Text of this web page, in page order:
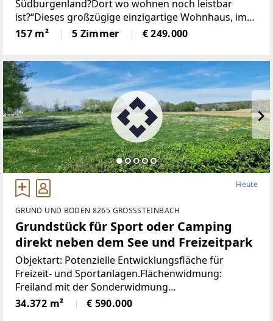
Südburgenland?Dort wo wohnen noch leistbar
ist?“Dieses großzügige einzigartige Wohnhaus, im
Jahr 1989 in Massivbauweise errichtet, besticht
durch seine ruhige Lage, mit einer Wohnfläche von
157 m² 5 Zimmer € 249.000
Heute
GRUND UND BODEN 8265 GROSSSTEINBACH
Grundstück für Sport oder Camping
direkt neben dem See und Freizeitpark
Objektart: Potenzielle Entwicklungsfläche für
Freizeit- und Sportanlagen.Flächenwidmung:
Freiland mit der Sonderwidmung
SportanlageWillkommen in Großsteinbach, einem
bezaubernden Ort im malerischen Bezirk Hartberg-
34.372 m² € 590.000